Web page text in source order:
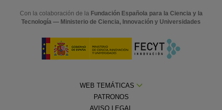
Con la colaboración de la Fundación Española para la Ciencia y la
Tecnología — Ministerio de Ciencia, Innovación y Universidades
WEB TEMÁTICAS
PATRONOS
AVISO LEGAL